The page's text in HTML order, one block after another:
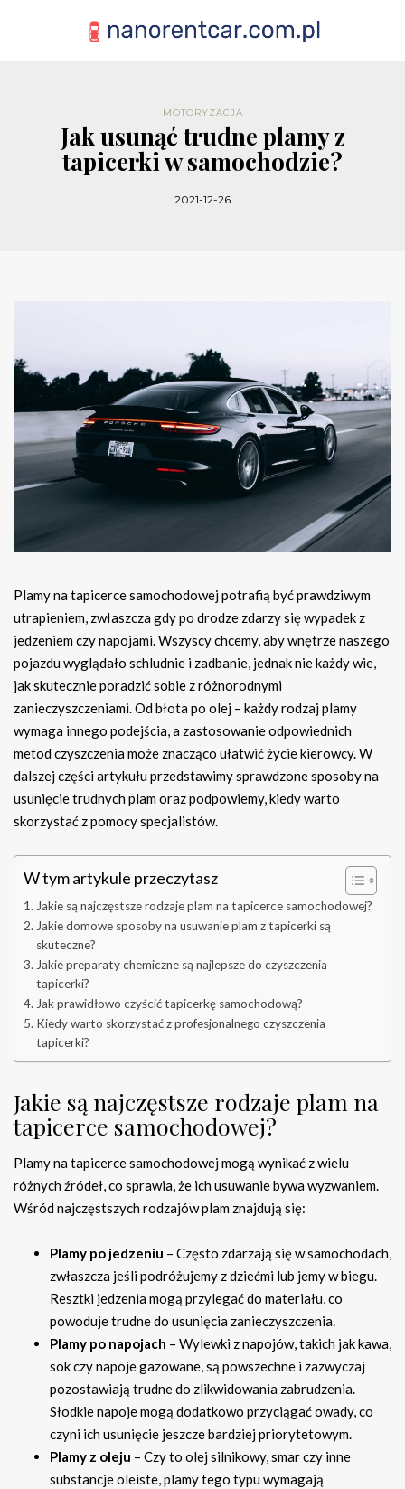
MOTORYZACJA
Jak usunąć trudne plamy z
tapicerki w samochodzie?
2021-12-26
Plamy na tapicerce samochodowej potrafią być prawdziwym
utrapieniem, zwłaszcza gdy po drodze zdarzy się wypadek z
jedzeniem czy napojami. Wszyscy chcemy, aby wnętrze naszego
pojazdu wyglądało schludnie i zadbanie, jednak nie każdy wie,
jak skutecznie poradzić sobie z różnorodnymi
zanieczyszczeniami. Od błota po olej – każdy rodzaj plamy
wymaga innego podejścia, a zastosowanie odpowiednich
metod czyszczenia może znacząco ułatwić życie kierowcy. W
dalszej części artykułu przedstawimy sprawdzone sposoby na
usunięcie trudnych plam oraz podpowiemy, kiedy warto
skorzystać z pomocy specjalistów.
W tym artykule przeczytasz
Jakie są najczęstsze rodzaje plam na tapicerce samochodowej?
Jakie domowe sposoby na usuwanie plam z tapicerki są
skuteczne?
Jakie preparaty chemiczne są najlepsze do czyszczenia
tapicerki?
Jak prawidłowo czyścić tapicerkę samochodową?
Kiedy warto skorzystać z profesjonalnego czyszczenia
tapicerki?
Jakie są najczęstsze rodzaje plam na
tapicerce samochodowej?
Plamy na tapicerce samochodowej mogą wynikać z wielu
różnych źródeł, co sprawia, że ich usuwanie bywa wyzwaniem.
Wśród najczęstszych rodzajów plam znajdują się:
Plamy po jedzeniu – Często zdarzają się w samochodach,
zwłaszcza jeśli podróżujemy z dziećmi lub jemy w biegu.
Resztki jedzenia mogą przylegać do materiału, co
powoduje trudne do usunięcia zanieczyszczenia.
Plamy po napojach – Wylewki z napojów, takich jak kawa,
sok czy napoje gazowane, są powszechne i zazwyczaj
pozostawiają trudne do zlikwidowania zabrudzenia.
Słodkie napoje mogą dodatkowo przyciągać owady, co
czyni ich usunięcie jeszcze bardziej priorytetowym.
Plamy z oleju – Czy to olej silnikowy, smar czy inne
substancje oleiste, plamy tego typu wymagają